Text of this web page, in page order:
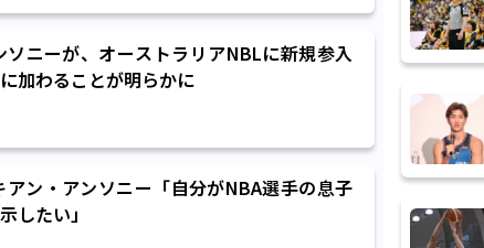
ニーが、オーストラリアNBLに新規参入
加わることが明らかに
アン・アンソニー「自分がNBA選手の息子
したい」